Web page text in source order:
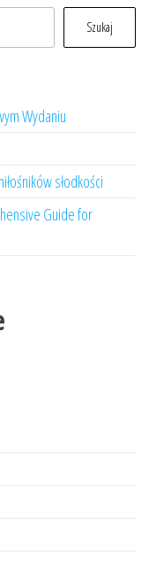
Szukaj
Wydaniu
słodkości
Guide for